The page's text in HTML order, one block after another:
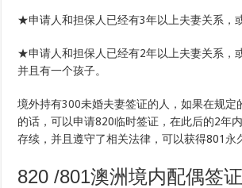
★申请人和担保人已经有3年以上夫妻关系，
★申请人和担保人已经有2年以上夫妻关系，
并且有一个孩子。
境外持有300未婚夫妻签证的人，如果在规定
的话，可以申请820临时签证，在此后的2年
存续，并且遵守了相关法律，可以获得801 永
820 /801澳洲境内配偶签